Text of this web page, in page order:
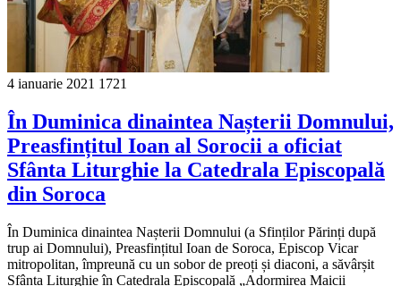
4 ianuarie 2021 1721
În Duminica dinaintea Nașterii Domnului,
Preasfințitul Ioan al Sorocii a oficiat
Sfânta Liturghie la Catedrala Episcopală
din Soroca
În Duminica dinaintea Nașterii Domnului (a Sfinților Părinți după
trup ai Domnului), Preasfințitul Ioan de Soroca, Episcop Vicar
mitropolitan, împreună cu un sobor de preoți și diaconi, a săvârșit
Sfânta Liturghie în Catedrala Episcopală „Adormirea Maicii